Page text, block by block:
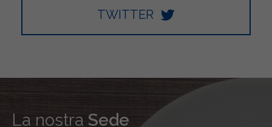
TWITTER
La nostra Sede